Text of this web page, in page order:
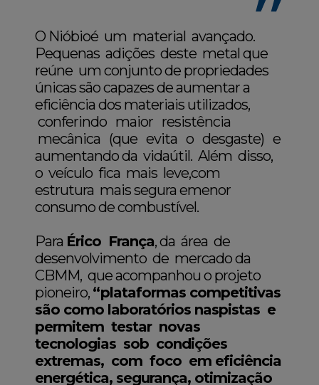
O Nióbioé um material avançado.
Pequenas adições deste metal que
reúne um conjunto de propriedades
únicas são capazes de aumentar a
eficiência dos materiais utilizados,
conferindo maior resistência
mecânica (que evita o desgaste) e
aumentando da vidaútil. Além disso,
o veículo fica mais leve,com
estrutura mais segura emenor
consumo de combustível.
Para Érico França, da área de
desenvolvimento de mercado da
CBMM, que acompanhou o projeto
pioneiro, “plataformas competitivas
são como laboratórios naspistas e
permitem testar novas
tecnologias sob condições
extremas, com foco em eficiência
energética, segurança, otimização